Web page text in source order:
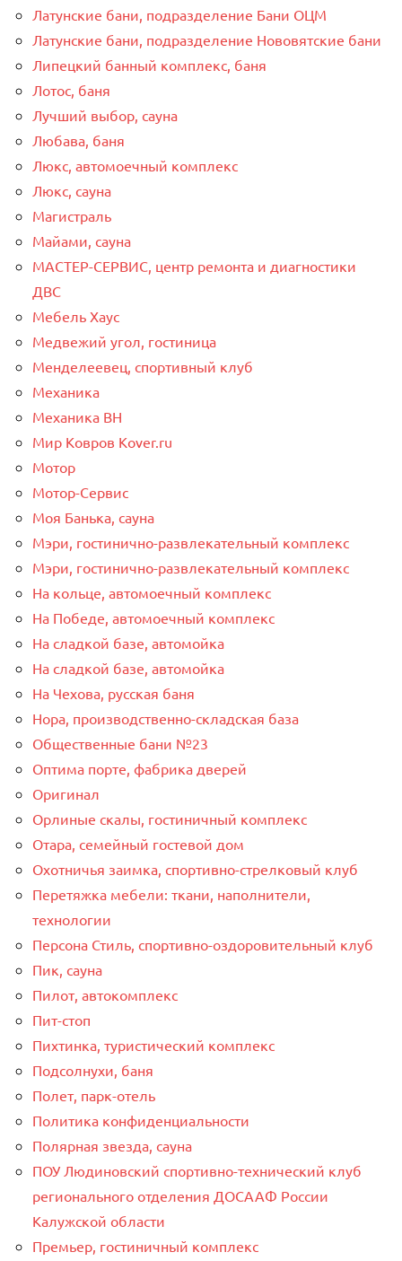
Латунские бани, подразделение Бани ОЦМ
Латунские бани, подразделение Нововятские бани
Липецкий банный комплекс, баня
Лотос, баня
Лучший выбор, сауна
Любава, баня
Люкс, автомоечный комплекс
Люкс, сауна
Магистраль
Майами, сауна
МАСТЕР-СЕРВИС, центр ремонта и диагностики
ДВС
Мебель Хаус
Медвежий угол, гостиница
Менделеевец, спортивный клуб
Механика
Механика ВН
Мир Ковров Коvеr.ru
Мотор
Мотор-Сервис
Моя Банька, сауна
Мэри, гостинично-развлекательный комплекс
Мэри, гостинично-развлекательный комплекс
На кольце, автомоечный комплекс
На Победе, автомоечный комплекс
На сладкой базе, автомойка
На сладкой базе, автомойка
На Чехова, русская баня
Нора, производственно-складская база
Общественные бани №23
Оптима порте, фабрика дверей
Оригинал
Орлиные скалы, гостиничный комплекс
Отара, семейный гостевой дом
Охотничья заимка, спортивно-стрелковый клуб
Перетяжка мебели: ткани, наполнители,
технологии
Персона Стиль, спортивно-оздоровительный клуб
Пик, сауна
Пилот, автокомплекс
Пит-стоп
Пихтинка, туристический комплекс
Подсолнухи, баня
Полет, парк-отель
Политика конфиденциальности
Полярная звезда, сауна
ПОУ Людиновский спортивно-технический клуб
регионального отделения ДОСААФ России
Калужской области
Премьер, гостиничный комплекс